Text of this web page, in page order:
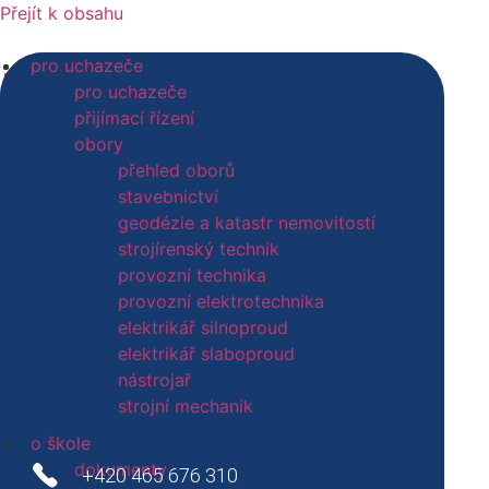
Přejít k obsahu
pro uchazeče
den otevřených dveří
přijímací řízení
obory
přehled oborů
stavebnictví
geodézie a katastr nemovitostí
strojírenský technik
nástrojař
strojní mechanik
elektrikář slaboproud
elektrikář silnoproud
provozní elektrotechnika
provozní technika
pro studenty
služby
nabízené služby
pro uchazeče
pro uchazeče
přijímací řízení
obory
přehled oborů
stavebnictví
geodézie a katastr nemovitostí
strojírenský technik
provozní technika
provozní elektrotechnika
elektrikář silnoproud
elektrikář slaboproud
nástrojař
strojní mechanik
o škole
dokumenty
Náglová Jana
Ředitelství školy
+420 465 676 310